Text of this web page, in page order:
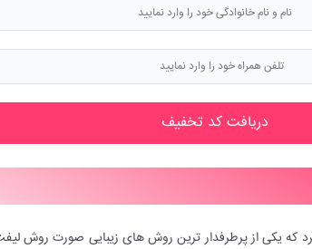
دریافت کد تخفیف
که یکی از پرطرفدار ترین روش های زیبایی صورت روش